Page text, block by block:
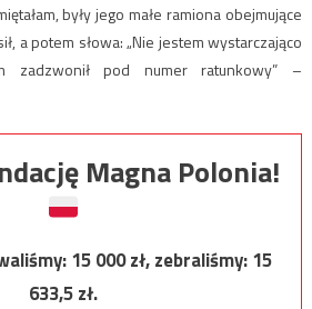
były jego małe ramiona obejmujące
a potem słowa: „Nie jestem wystarczająco
zadzwonił pod numer ratunkowy” –
Magna Polonia!
15 000zł, zebraliśmy:15
633,5zł.